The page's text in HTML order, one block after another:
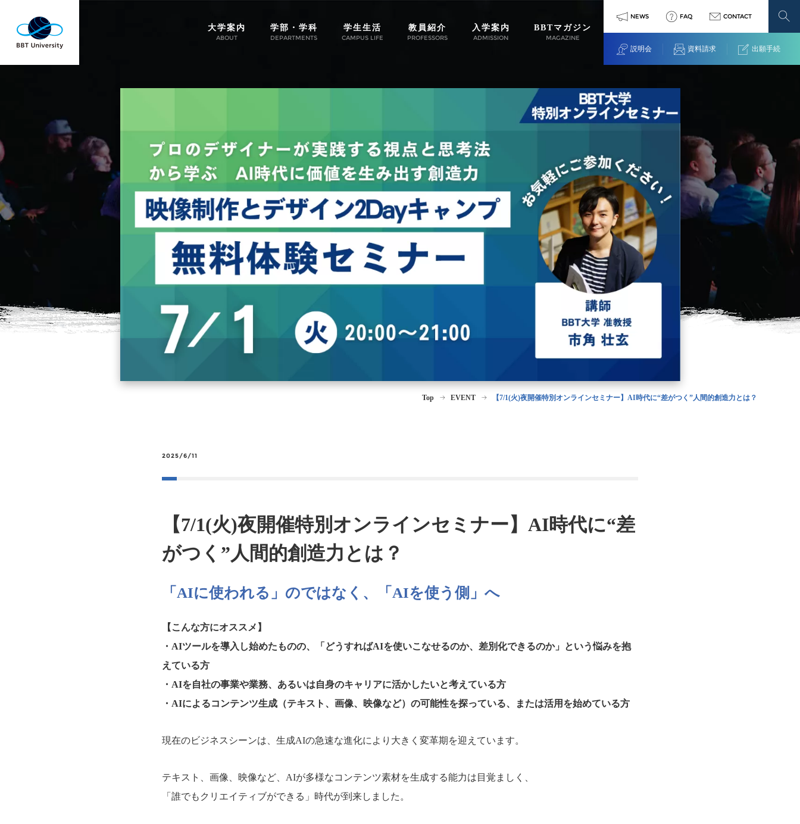
大学案内
ABOUT
学部・学科
DEPARTMENTS
学生生活
CAMPUS LIFE
教員紹介
PROFESSORS
入学案内
ADMISSION
BBTマガジン
MAGAZINE
NEWS FAQ CONTACT
説明会 資料請求 出願手続
Top EVENT 【7/1(火)夜開催特別オンラインセミナー】AI時代に“差がつく”人間的創造力とは？
2025/6/11
【7/1(火)夜開催特別オンラインセミナー】AI時代に“差
がつく”人間的創造力とは？
「AIに使われる」のではなく、「AIを使う側」へ
【こんな方にオススメ】
・AIツールを導入し始めたものの、「どうすればAIを使いこなせるのか、差別化できるのか」という悩みを抱
えている方
・AIを自社の事業や業務、あるいは自身のキャリアに活かしたいと考えている方
・AIによるコンテンツ生成（テキスト、画像、映像など）の可能性を探っている、または活用を始めている方
現在のビジネスシーンは、生成AIの急速な進化により大きく変革期を迎えています。
テキスト、画像、映像など、AIが多様なコンテンツ素材を生成する能力は目覚ましく、
「誰でもクリエイティブができる」時代が到来しました。